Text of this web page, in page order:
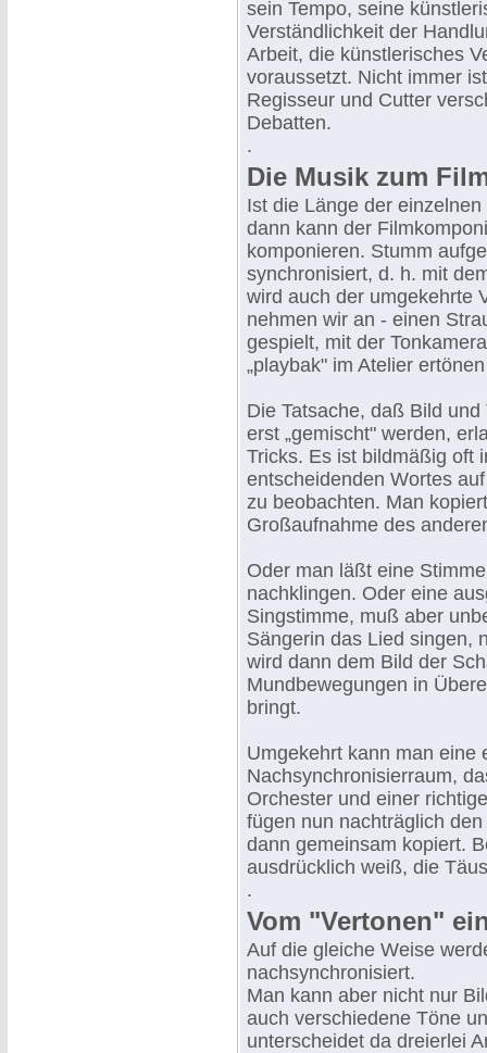
sein Tempo, seine
Verständlichkeit der
Arbeit, die künstlerisches
voraussetzt. Nicht immer
Regisseur und Cutter
Debatten.
.
Die Musik zum
Ist die Länge der
dann kann der
komponieren. Stumm
synchronisiert, d. h. mit
wird auch der umgekehrte
nehmen wir an - einen
gespielt, mit der
„playbak" im Atelier
Die Tatsache, daß Bild
erst „gemischt" werden,
Tricks. Es ist bildmäßig oft
entscheidenden Wortes
zu beobachten. Man
Großaufnahme des
Oder man läßt eine
nachklingen. Oder eine
Singstimme, muß aber
Sängerin das Lied singen,
wird dann dem Bild der
Mundbewegungen in
bringt.
Umgekehrt kann man eine
Nachsynchronisierraum,
Orchester und einer
fügen nun nachträglich
dann gemeinsam kopiert.
ausdrücklich weiß, die
.
Vom "Vertonen"
Auf die gleiche Weise
nachsynchronisiert.
Man kann aber nicht nur
auch verschiedene Töne
unterscheidet da dreierlei